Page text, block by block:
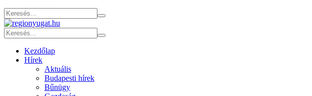
Kezdőlap
Hírek
Aktuális
Budapesti hírek
Bűnügy